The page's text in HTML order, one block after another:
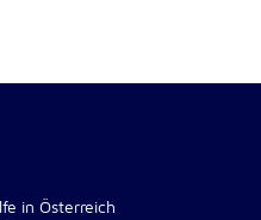
in Österreich